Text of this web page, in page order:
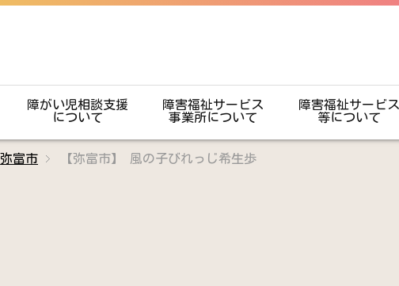
障がい児相談支援
について
障害福祉サービス
事業所について
障害福祉サービス
等について
弥富市 【弥富市】 風の子びれっじ希生歩